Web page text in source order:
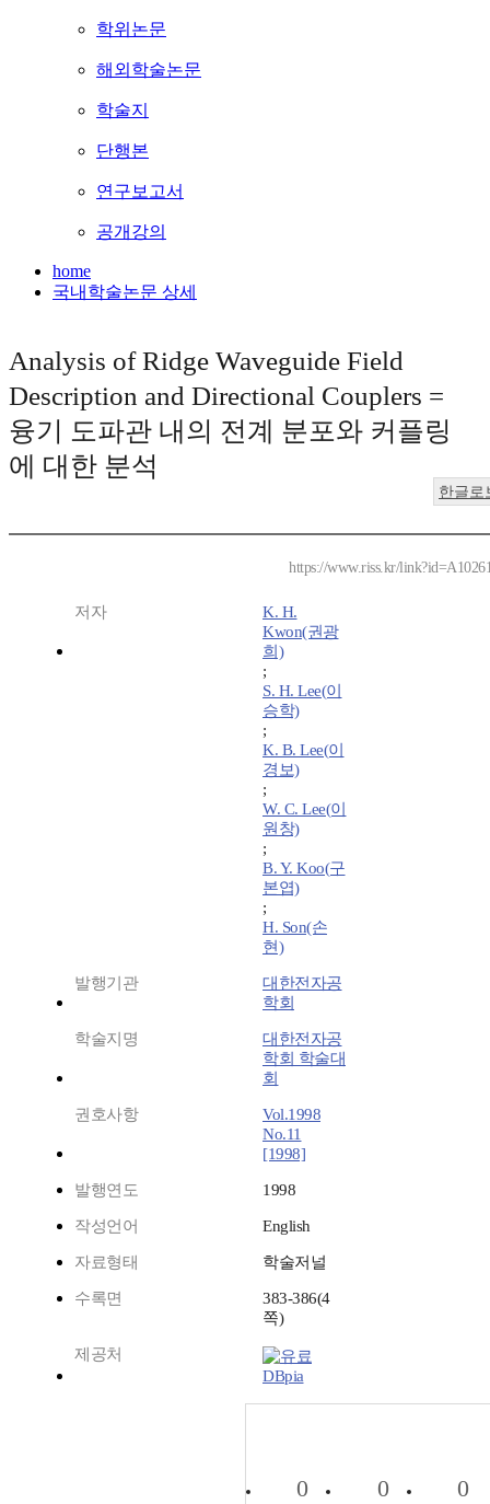
학위논문
해외학술논문
학술지
단행본
연구보고서
공개강의
home
국내학술논문 상세
Analysis of Ridge Waveguide Field
Description and Directional Couplers =
융기 도파관 내의 전계 분포와 커플링
에 대한 분석
한글로
https://www.riss.kr/
저자
K. H.
Kwon(권광
희)
;
S. H. Lee(이
승학)
;
K. B. Lee(이
경보)
;
W. C. Lee(이
원창)
;
B. Y. Koo(구
본엽)
;
H. Son(손
현)
발행기관
대한전자공
학회
학술지명
대한전자공
학회 학술대
회
권호사항
Vol.1998
No.11
[1998]
발행연도 1998
작성언어 English
자료형태 학술저널
수록면
383-386(4
쪽)
제공처
DBpia
0 0 0